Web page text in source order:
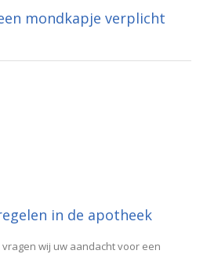
mondkapje verplicht
in de apotheek
wij uw aandacht voor een